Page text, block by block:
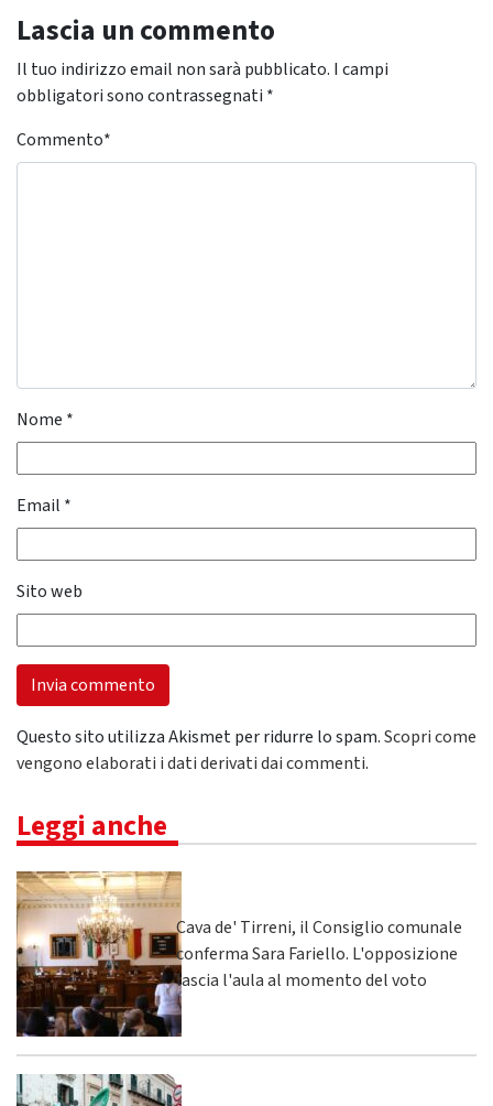
Lascia un commento
Il tuo indirizzo email non sarà pubblicato. I campi
obbligatori sono contrassegnati *
Commento*
Nome *
Email *
Sito web
Questo sito utilizza Akismet per ridurre lo spam.Scopri come
vengono elaborati i dati derivati dai commenti.
Leggi anche
Cava de' Tirreni, il Consiglio comunale
conferma Sara Fariello. L'opposizione
lascia l'aula al momento del voto